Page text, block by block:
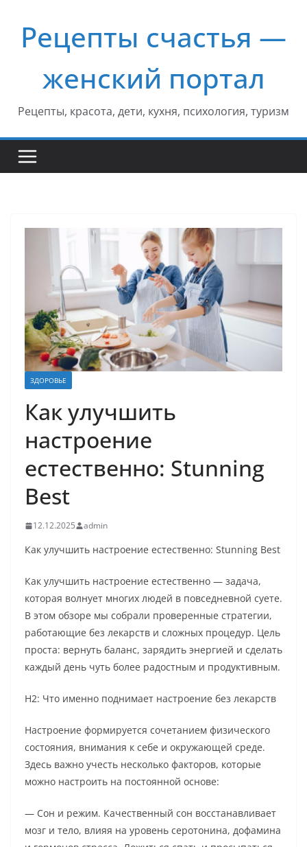
содержимому
Рецепты счастья —
женский портал
Рецепты, красота, дети, кухня, психология, туризм
ЗДОРОВЬЕ
Как улучшить
настроение
естественно: Stunning
Best
12.12.2025 admin
Как улучшить настроение естественно: Stunning Best
Как улучшить настроение естественно — задача,
которая волнует многих людей в повседневной суете.
В этом обзоре мы собрали проверенные стратегии,
работающие без лекарств и сложных процедур. Цель
проста: вернуть баланс, зарядить энергией и сделать
каждый день чуть более радостным и продуктивным.
H2: Что именно поднимает настроение без лекарств
Настроение формируется сочетанием физического
состояния, внимания к себе и окружающей среде.
Здесь важно учесть несколько факторов, которые
можно настроить на постоянной основе:
— Сон и режим. Качественный сон восстанавливает
мозг и тело, влияя на уровень серотонина, дофамина